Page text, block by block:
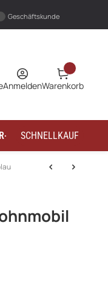
Geschäftskunde
AnmeldenWarenkorb
WOHNMOBILTEILE
SCHNELLKAUF